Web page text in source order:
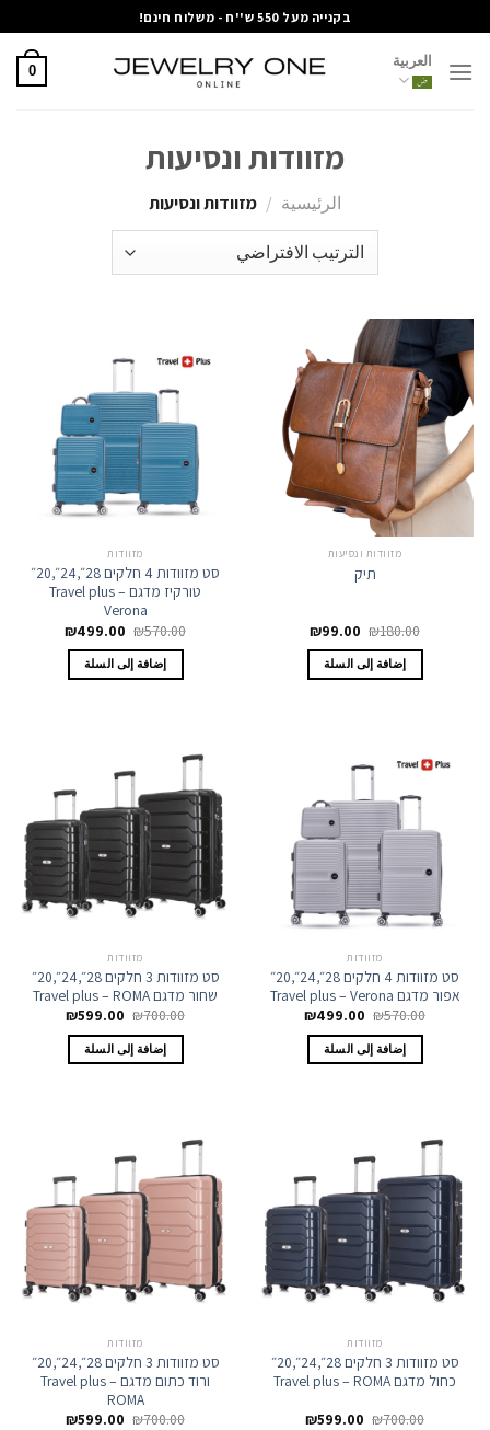
للمحتوى
בקנייה מעל 550 ש''ח - משלוח חינם!
العربية
0
מזוודות ונסיעות
الرئيسية / מזוודות ונסיעות
מזוודות ונסיעות
תיק
₪180.00 السعر
هو:
₪180.00.
₪99.00 السعر
هو: إضافة إلى السلة
מזוודות
סט מזוודות 4 חלקים 28״,24״,20״
טורקיז מדגם Travel plus –
Verona
₪570.00 السعر
هو:
₪570.00.
₪499.00 السعر
إضافة إلى السلة
מזוודות
סט מזוודות 4 חלקים 28״,24״,20״
אפור מדגם Travel plus – Verona
₪570.00 السعر
هو:
₪570.00.
₪499.00 السعر
إضافة إلى السلة
מזוודות
סט מזוודות 3 חלקים 28״,24״,20״
שחור מדגם Travel plus – ROMA
₪700.00 السعر
هو:
₪700.00.
₪599.00 السعر
إضافة إلى السلة
מזוודות
סט מזוודות 3 חלקים 28״,24״,20״
כחול מדגם Travel plus – ROMA
₪700.00 السعر ₪599.00 السعر
מזוודות
סט מזוודות 3 חלקים 28״,24״,20״
ורוד כתום מדגם Travel plus –
ROMA
₪700.00 السعر ₪599.00 السعر